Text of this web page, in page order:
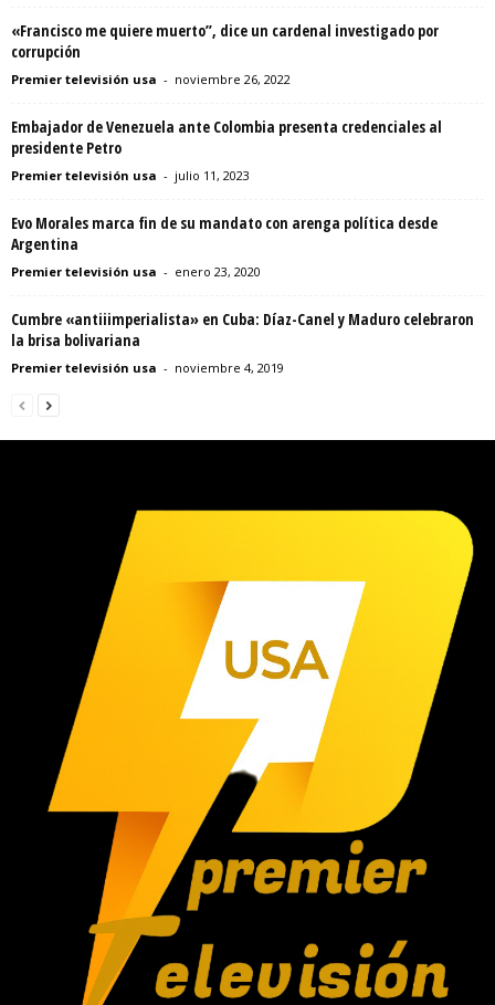
«Francisco me quiere muerto”, dice un cardenal investigado por
corrupción
Premier televisión usa - noviembre 26, 2022
Embajador de Venezuela ante Colombia presenta credenciales al
presidente Petro
Premier televisión usa - julio 11, 2023
Evo Morales marca fin de su mandato con arenga política desde
Argentina
Premier televisión usa - enero 23, 2020
Cumbre «antiiimperialista» en Cuba: Díaz-Canel y Maduro celebraron
la brisa bolivariana
Premier televisión usa - noviembre 4, 2019